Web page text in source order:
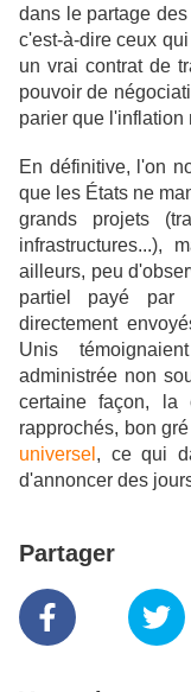
dans le partage
c'est-à-dire ceux
un vrai contrat de
pouvoir de
parier que l'inflation
En définitive, l'on
que les États ne
grands projets
infrastructures...),
ailleurs, peu
partiel payé par
directement
Unis
administrée non
certaine façon,
rapprochés, bon
universel , ce qui
d'annoncer des
Partager